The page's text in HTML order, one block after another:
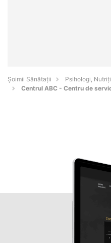
Şoimii Sănătații
Psihologi,
Centrul ABC - Centru de